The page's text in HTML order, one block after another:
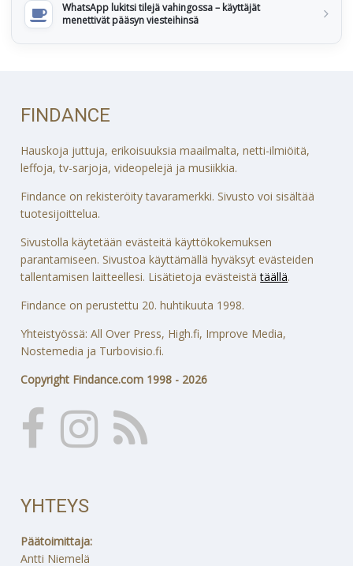
WhatsApp lukitsi tilejä vahingossa – käyttäjät
menettivät pääsyn viesteihinsä
FINDANCE
Hauskoja juttuja, erikoisuuksia maailmalta, netti-ilmiöitä,
leffoja, tv-sarjoja, videopelejä ja musiikkia.
Findance on rekisteröity tavaramerkki. Sivusto voi sisältää
tuotesijoittelua.
Sivustolla käytetään evästeitä käyttökokemuksen
parantamiseen. Sivustoa käyttämällä hyväksyt evästeiden
tallentamisen laitteellesi. Lisätietoja evästeistätäällä.
Findance on perustettu 20. huhtikuuta 1998.
Yhteistyössä: All Over Press, High.fi, Improve Media,
Nostemedia ja Turbovisio.fi.
Copyright Findance.com 1998 - 2026
YHTEYS
Päätoimittaja:
Antti Niemelä